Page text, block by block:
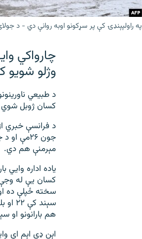
په راولپېنډۍ کې پر سړکونو اوبه روانې دي - د جولای ۱۷مې
چارواکي
وژلو شویو کسانو
کسان ژوبل
د فرانسې خبري
مېرمنې هم دي.
کسان یې له وجې
هم بارانونو او
اېن ډي اېم اې